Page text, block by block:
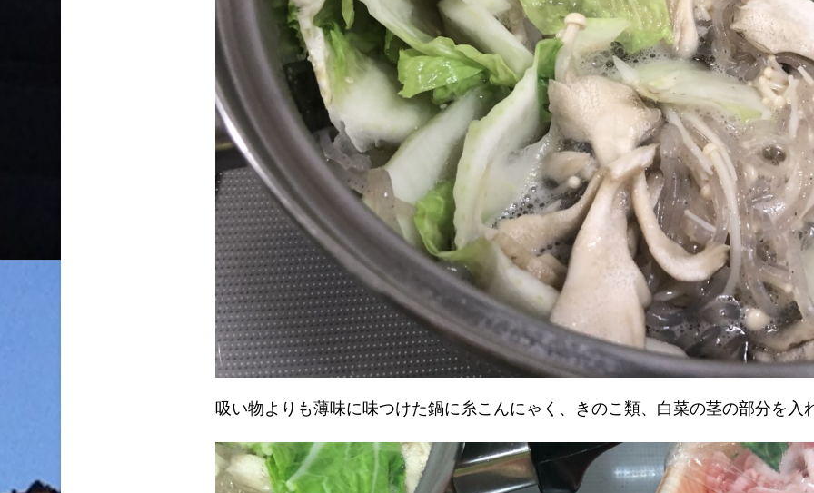
吸い物よりも薄味に味つけた鍋に糸こんにゃく、きのこ類、白菜の茎の部分を入